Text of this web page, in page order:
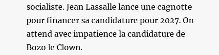
socialiste. Jean Lassalle lance une cagnotte
pour financer sa candidature pour 2027. On
attend avec impatience la candidature de
Bozo le Clown.